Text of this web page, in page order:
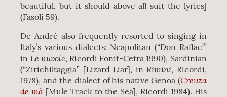
beautiful, but it should above all suit the lyrics]
(Fasoli 59).
De André also frequently resorted to singing in
Italy’s various dialects: Neapolitan (“Don Raffae’”
in Le nuvole, Ricordi Fonit-Cetra 1990), Sardinian
(“Zirichiltaggia” [Lizard Liar], inRimini, Ricordi,
1978), and the dialect of his native Genoa (Creuza
de mä [Mule Track to the Sea], Ricordi 1984). His